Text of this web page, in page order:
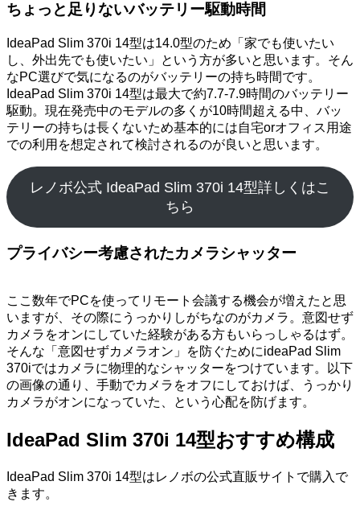
ちょっと足りないバッテリー駆動時間
IdeaPad Slim 370i 14型は14.0型のため「家でも使いたい
し、外出先でも使いたい」という方が多いと思います。そん
なPC選びで気になるのがバッテリーの持ち時間です。
IdeaPad Slim 370i 14型は最大で約7.7-7.9時間のバッテリー
駆動。現在発売中のモデルの多くが10時間超える中、バッ
テリーの持ちは長くないため基本的には自宅orオフィス用途
での利用を想定されて検討されるのが良いと思います。
レノボ公式 IdeaPad Slim 370i 14型詳しくはこ
ちら
プライバシー考慮されたカメラシャッター
ここ数年でPCを使ってリモート会議する機会が増えたと思
いますが、その際にうっかりしがちなのがカメラ。意図せず
カメラをオンにしていた経験がある方もいらっしゃるはず。
そんな「意図せずカメラオン」を防ぐためにideaPad Slim
370iではカメラに物理的なシャッターをつけています。以下
の画像の通り、手動でカメラをオフにしておけば、うっかり
カメラがオンになっていた、という心配を防げます。
IdeaPad Slim 370i 14型おすすめ構成
IdeaPad Slim 370i 14型はレノボの公式直販サイトで購入で
きます。